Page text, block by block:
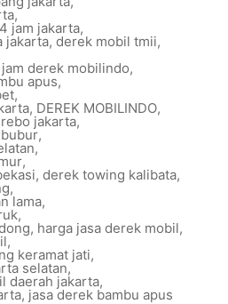
,
jam jakarta,
jakarta, derek mobil tmii,
derek mobilindo,
apus,
,
, DEREK MOBILINDO,
jakarta,
,
,
,
, derek towing kalibata,
,
lama,
,
, harga jasa derek mobil,
,
keramat jati,
selatan,
daerah jakarta,
, jasa derek bambu apus